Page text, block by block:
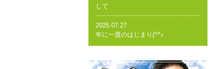
して
2025.07.27
年に一度のはじまり(^^♪